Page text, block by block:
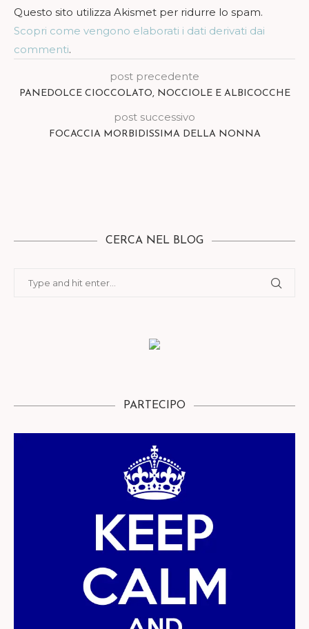
Questo sito utilizza Akismet per ridurre lo spam.
Scopri come vengono elaborati i dati derivati dai
commenti.
post precedente
PANEDOLCE CIOCCOLATO, NOCCIOLE E ALBICOCCHE
post successivo
FOCACCIA MORBIDISSIMA DELLA NONNA
CERCA NEL BLOG
PARTECIPO